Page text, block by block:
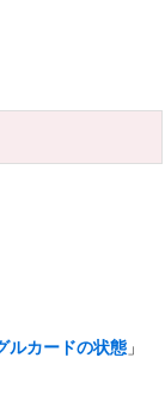
ルカードの状態 」